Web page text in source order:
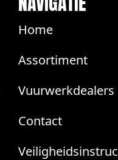
Home
Assortiment
Vuurwerkdealers
Contact